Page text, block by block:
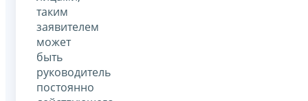
таким
заявителем
может
быть
руководитель
постоянно